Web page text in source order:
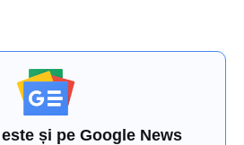
și pe Google News